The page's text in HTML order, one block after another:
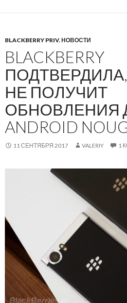
BLACKBERRY PRIV, НОВОСТИ
BLACKBERRY
ПОДТВЕРДИЛА,
НЕ ПОЛУЧИТ
ОБНОВЛЕНИЯ
ANDROID
11 СЕНТЯБРЯ 2017 VALERIY 1